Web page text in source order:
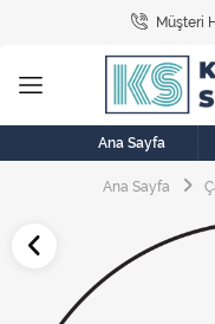
Müşteri
Ana Sayfa
Ana Sayfa